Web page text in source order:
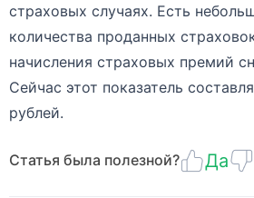
страховых случаях. Есть
количества проданных
начисления страховых премий
Сейчас этот показатель
рублей.
Статья была полезной? Да